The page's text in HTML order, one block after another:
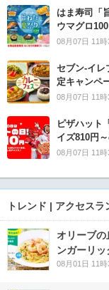
はま寿司「
ウマグロ
08月07日 11時
セブン‐イ
定キャンペ
08月07日 11時
ピザハット
イズ810円
08月07日 11時
トレンド | アクセスラ
オリーブ
ンガーリ
08月01日 11時